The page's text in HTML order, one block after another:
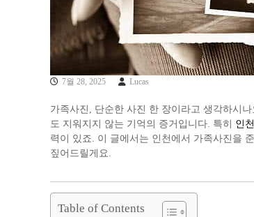
7월 28, 2025 Lucas
가족사진, 단순한 사진 한 장이라고 생각하시
도 지워지지 않는 기억의 증거입니다. 특히 인
력이 있죠. 이 글에서는 인천에서 가족사진을
짚어드릴게요.
Table of Contents